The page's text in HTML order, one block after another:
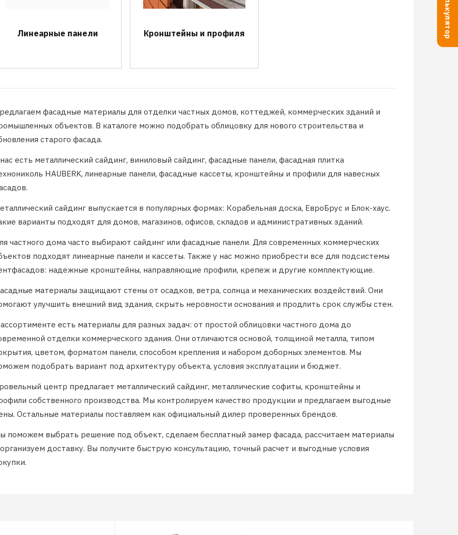
Линеарные панели Кронштейны и профиля
фасадные материалы для отделки частных домов, коттеджей, коммерческих зданий и
объектов. В каталоге можно подобрать облицовку для нового строительства и
старого фасада.
есть металлический сайдинг, виниловый сайдинг, фасадные панели, фасадная плитка
HAUBERK, линеарные панели, фасадные кассеты, кронштейны и профили для навесных
сайдинг выпускается в популярных формах: Корабельная доска, ЕвроБрус и Блок-хаус.
варианты подходят для домов, магазинов, офисов, складов и административных зданий.
частного дома часто выбирают сайдинг или фасадные панели. Для современных коммерческих
подходят линеарные панели и кассеты. Также у нас можно приобрести все для подсистемы
надежные кронштейны, направляющие профили, крепеж и другие комплектующие.
материалы защищают стены от осадков, ветра, солнца и механических воздействий. Они
улучшить внешний вид здания, скрыть неровности основания и продлить срок службы стен.
есть материалы для разных задач: от простой облицовки частного дома до
отделки коммерческого здания. Они отличаются основой, толщиной металла, типом
цветом, форматом панели, способом крепления и набором доборных элементов. Мы
подобрать вариант под архитектуру объекта, условия эксплуатации и бюджет.
центр предлагает металлический сайдинг, металлические софиты, кронштейны и
собственного производства. Мы контролируем качество продукции и предлагаем выгодные
Остальные материалы поставляем как официальный дилер проверенных брендов.
поможем выбрать решение под объект, сделаем бесплатный замер фасада, рассчитаем материалы
доставку. Вы получите быструю консультацию, точный расчет и выгодные условия
Калькулятор